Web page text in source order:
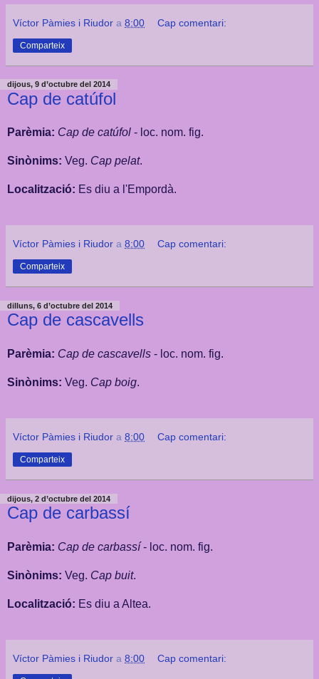
Víctor Pàmies i Riudor a 8:00 Cap comentari:
Comparteix
dijous, 9 d’octubre del 2014
Cap de catúfol
Parèmia: Cap de catúfol - loc. nom. fig.
Sinònims: Veg. Cap pelat.
Localització: Es diu a l'Empordà.
Víctor Pàmies i Riudor a 8:00 Cap comentari:
Comparteix
dilluns, 6 d’octubre del 2014
Cap de cascavells
Parèmia: Cap de cascavells - loc. nom. fig.
Sinònims: Veg. Cap boig.
Víctor Pàmies i Riudor a 8:00 Cap comentari:
Comparteix
dijous, 2 d’octubre del 2014
Cap de carbassí
Parèmia: Cap de carbassí- loc. nom. fig.
Sinònims: Veg. Cap buit.
Localització: Es diu a Altea.
Víctor Pàmies i Riudor a 8:00 Cap comentari: